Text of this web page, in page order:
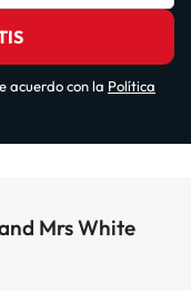
acuerdo con la Política
Mrs White